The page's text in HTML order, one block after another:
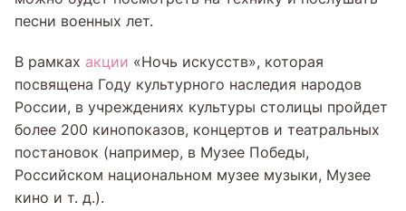
песни военных лет.
В рамках акции «Ночь искусств», которая
посвящена Году культурного наследия народов
России, в учреждениях культуры столицы пройдет
более 200 кинопоказов, концертов и театральных
постановок (например, в Музее Победы,
Российском национальном музее музыки, Музее
кино и т. д.).